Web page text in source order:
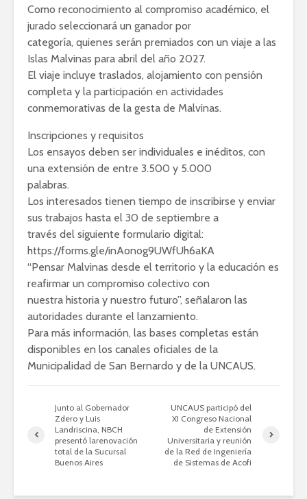
Como reconocimiento al compromiso académico, el
jurado seleccionará un ganador por
categoría, quienes serán premiados con un viaje a las
Islas Malvinas para abril del año 2027.
El viaje incluye traslados, alojamiento con pensión
completa y la participación en actividades
conmemorativas de la gesta de Malvinas.
Inscripciones y requisitos
Los ensayos deben ser individuales e inéditos, con
una extensión de entre 3.500 y 5.000
palabras.
Los interesados tienen tiempo de inscribirse y enviar
sus trabajos hasta el 30 de septiembre a
través del siguiente formulario digital:
https://forms.gle/inAonog9UWfUh6aKA
“Pensar Malvinas desde el territorio y la educación es
reafirmar un compromiso colectivo con
nuestra historia y nuestro futuro”, señalaron las
autoridades durante el lanzamiento.
Para más información, las bases completas están
disponibles en los canales oficiales de la
Municipalidad de San Bernardo y de la UNCAUS.
Junto al Gobernador
Zdero y Luis
Landriscina, NBCH
presentó larenovación
total de la Sucursal
Buenos Aires
UNCAUS participó del
XI Congreso Nacional
de Extensión
Universitaria y reunión
de la Red de Ingeniería
de Sistemas de Acofi